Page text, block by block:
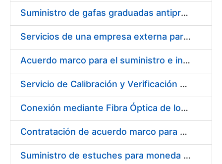
Suministro de gafas graduadas antiproyecciones para los trabajadores de la FNMT-RCM en los centros de trabajo de Madrid y Burgos
Servicios de una empresa externa para el asesoramiento y resolución de los recursos de alzada que se presentan relacionados con procesos de selección para la FNMT-RCM
Acuerdo marco para el suministro e instalación de persianas, estores y otros complementos
Servicio de Calibración y Verificación Externa de los Equipos de Medición del Servicio de Prevención de la FNMT-RCM
Conexión mediante Fibra Óptica de los Centros de Proceso de Datos (CPDs) de las sedes de la FNMT-RCM de Burgos y Madrid
Contratación de acuerdo marco para el Suministro de Material de Electricidad para la Fábrica Nacional de Moneda y Timbre-Real Casa de la Moneda en su centro de trabajo de Burgos
Suministro de estuches para moneda de 30 €